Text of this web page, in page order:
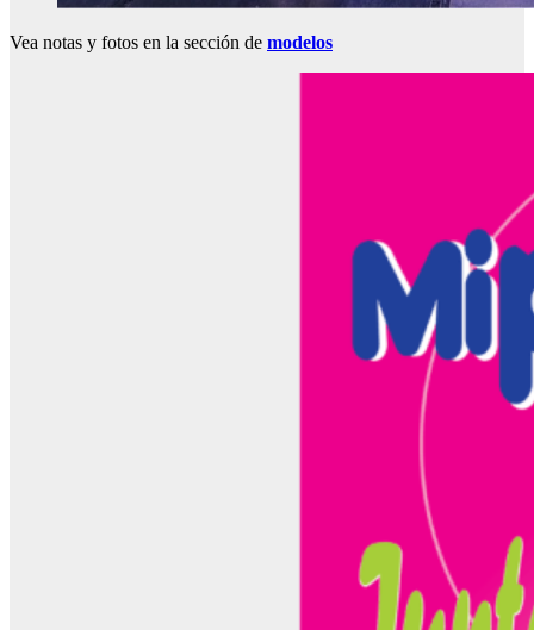
Vea notas y fotos en la sección de modelos